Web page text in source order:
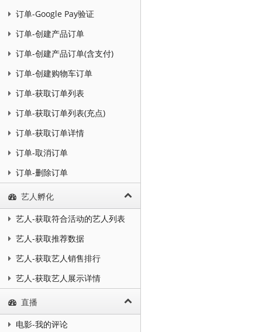
订单-Google Pay验证
订单-创建产品订单
订单-创建产品订单(含支付)
订单-创建购物车订单
订单-获取订单列表
订单-获取订单列表(充点)
订单-获取订单详情
订单-取消订单
订单-删除订单
艺人孵化
艺人-获取符合活动的艺人列表
艺人-获取推荐数据
艺人-获取艺人销售排行
艺人-获取艺人展示详情
直播
电影-我的评论